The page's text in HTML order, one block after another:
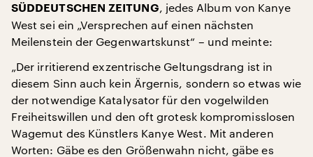
SÜDDEUTSCHEN ZEITUNG, jedes Album von Kanye
West sei ein „Versprechen auf einen nächsten
Meilenstein der Gegenwartskunst“ – und meinte:
„Der irritierend exzentrische Geltungsdrang ist in
diesem Sinn auch kein Ärgernis, sondern so etwas wie
der notwendige Katalysator für den vogelwilden
Freiheitswillen und den oft grotesk kompromisslosen
Wagemut des Künstlers Kanye West. Mit anderen
Worten: Gäbe es den Größenwahn nicht, gäbe es